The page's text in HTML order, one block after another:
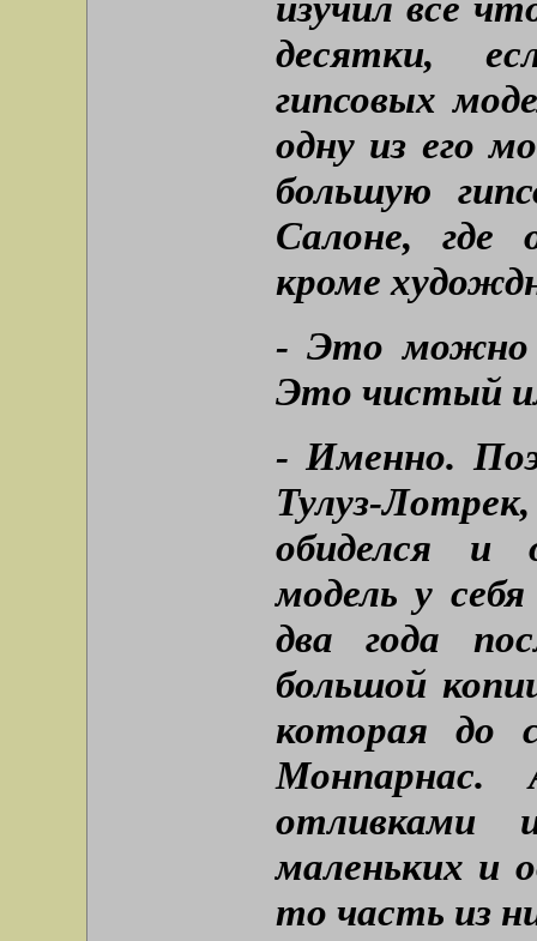
десятки,
гипсовых
одну из его
большую
Салоне, где
кроме
- Это можно
Это чистый
- Именно.
Тулуз-
обиделся и
модель у
два года
большой
которая до
Монпарнас.
отливками
маленьких и
то часть из